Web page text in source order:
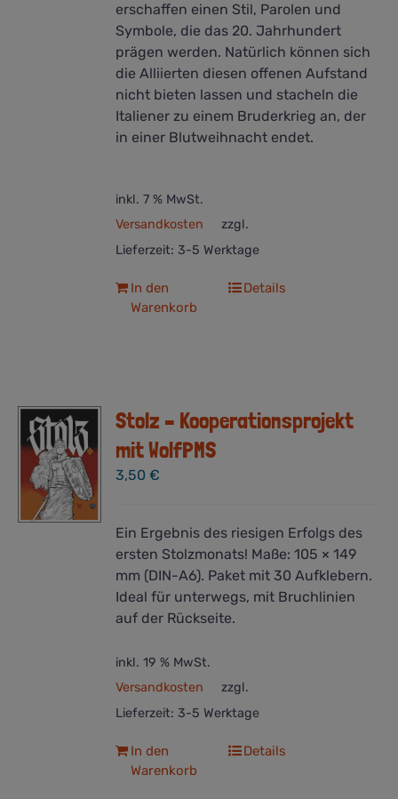
erschaffen einen Stil, Parolen und
Symbole, die das 20. Jahrhundert
prägen werden. Natürlich können sich
die Alliierten diesen offenen Aufstand
nicht bieten lassen und stacheln die
Italiener zu einem Bruderkrieg an, der
in einer Blutweihnacht endet.
inkl. 7 % MwSt.
zzgl.
Versandkosten
Lieferzeit: 3-5 Werktage
In den
Warenkorb
Details
Stolz – Kooperationsprojekt
mit WolfPMS
3,50€
Ein Ergebnis des riesigen Erfolgs des
ersten Stolzmonats! Maße: 105 × 149
mm (DIN-A6). Paket mit 30 Aufklebern.
Ideal für unterwegs, mit Bruchlinien
auf der Rückseite.
inkl. 19 % MwSt.
zzgl.
Versandkosten
Lieferzeit: 3-5 Werktage
In den
Warenkorb
Details